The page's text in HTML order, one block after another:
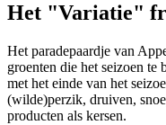
Het "Variatie"
Het paradepaardje van
groenten die het seizoen te
met het einde van het
(wilde)perzik, druiven,
producten als kersen.